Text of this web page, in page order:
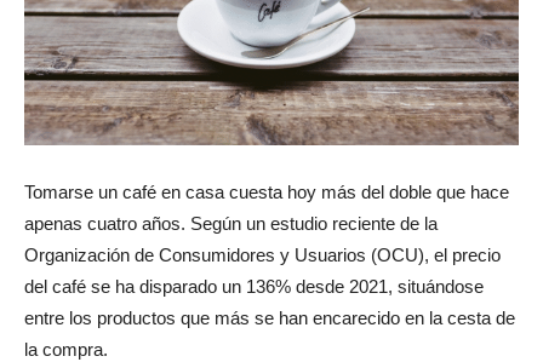
Tomarse un café en casa cuesta hoy más del doble que hace
apenas cuatro años. Según un estudio reciente de la
Organización de Consumidores y Usuarios (OCU), el precio
del café se ha disparado un 136% desde 2021, situándose
entre los productos que más se han encarecido en la cesta de
la compra.